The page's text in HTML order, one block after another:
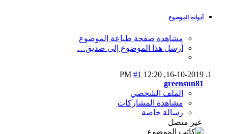
أدوات الموضوع
مشاهدة صفحة طباعة الموضوع
أرسل هذا الموضوع إلى صديق…
16-10-2019,
12:20 PM
#1
greensun81
الملف الشخصي
مشاهدة المشاركات
رسالة خاصة
غير متصل